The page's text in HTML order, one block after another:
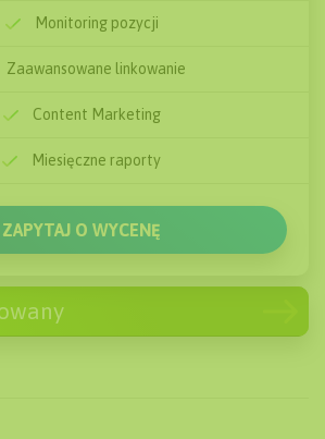
Monitoring pozycji
Zaawansowane linkowanie
Content Marketing
Miesięczne raporty
ZAPYTAJ O WYCENĘ